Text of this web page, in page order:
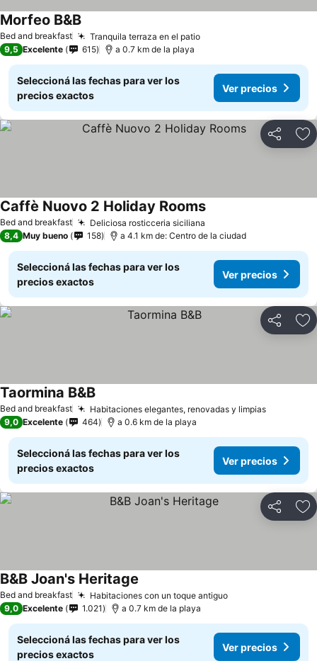
Bed and breakfast Tranquila terraza en el patio
Morfeo B&B
9,5 Excelente 615 a 0.7 km de la playa
Seleccioná las fechas para ver los
precios exactos
Ver precios
Compartir
Bed and breakfast Deliciosa rosticceria siciliana
Caffè Nuovo 2 Holiday Rooms
8,4 Muy bueno 158 a 4.1 km de: Centro de la ciudad
Seleccioná las fechas para ver los
precios exactos
Ver precios
Compartir
Bed and breakfast Habitaciones elegantes, renovadas y limpias
Taormina B&B
9,0 Excelente 464 a 0.6 km de la playa
Seleccioná las fechas para ver los
precios exactos
Ver precios
Compartir
Bed and breakfast Habitaciones con un toque antiguo
B&B Joan's Heritage
9,0 Excelente 1.021 a 0.7 km de la playa
Seleccioná las fechas para ver los
precios exactos
Ver precios